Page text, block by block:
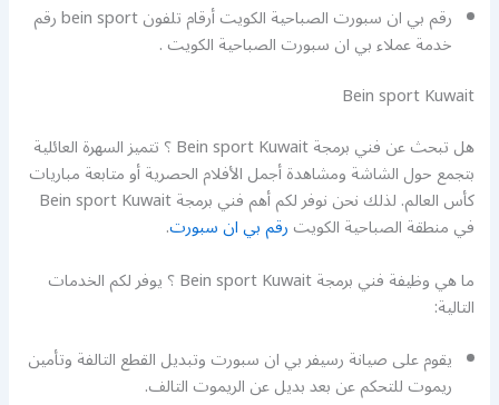
رقم بي ان سبورت الصباحية الكويت أرقام تلفون bein sport رقم
خدمة عملاء بي ان سبورت الصباحية الكويت .
Bein sport Kuwait
هل تبحث عن فني برمجة Bein sport Kuwait ؟ تتميز السهرة العائلية
بتجمع حول الشاشة ومشاهدة أجمل الأفلام الحصرية أو متابعة مباريات
كأس العالم. لذلك نحن نوفر لكم أهم فني برمجة Bein sport Kuwait
في منطقة الصباحية الكويترقم بي ان سبورت.
ما هي وظيفة فني برمجة Bein sport Kuwait ؟ يوفر لكم الخدمات
التالية:
يقوم على صيانة رسيفر بي ان سبورت وتبديل القطع التالفة وتأمين
ريموت للتحكم عن بعد بديل عن الريموت التالف.